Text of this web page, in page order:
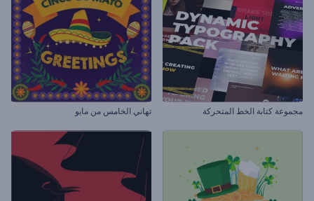
مجموعة كتابة الخط المتحركة تهاني الخامس من مايو